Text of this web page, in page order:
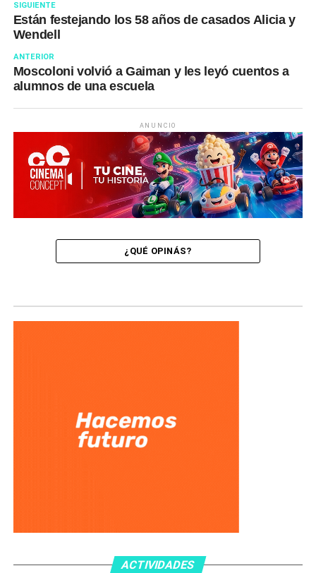
SIGUIENTE
Están festejando los 58 años de casados Alicia y
Wendell
ANTERIOR
Moscoloni volvió a Gaiman y les leyó cuentos a
alumnos de una escuela
ANUNCIO
¿QUÉ OPINÁS?
ACTIVIDADES